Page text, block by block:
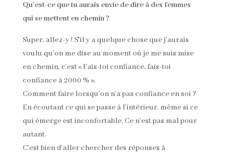
Qu’est-ce que tu aurais envie de dire à des femmes
qui se mettent en chemin ?
Super, allez-y ! S’il y a quelque chose que j’aurais
voulu qu’on me dise au moment où je me suis mise
en chemin, c’est « Fais-toi confiance, fais-toi
confiance à 2000 % ».
Comment faire lorsqu’on n’a pas confiance en soi ?
En écoutant ce qui se passe à l’intérieur, même si ce
qui émerge est inconfortable. Ce n’est pas mal pour
autant.
C’est bien d’aller chercher des réponses à